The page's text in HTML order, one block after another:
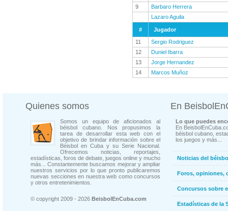
9
Barbaro Herrera
Lazaro Aguila
#
Jugador
11
Sergio Rodriguez
12
Duniel Ibarra
13
Jorge Hernandez
14
Marcos Muñoz
Quienes somos
Somos un equipo de aficionados al
béisbol cubano. Nos propusimos la
tarea de desarrollar esta web con el
objetivo de brindar información sobre el
Béisbol en Cuba y su Serie Nacional.
Ofrecemos noticias, reportajes,
estadísticas, foros de debate, juegos online y mucho
más... Constantemente buscamos mejorar y ampliar
nuestros servicios por lo que pronto publicaremos
nuevas secciones en nuestra web como concursos
y otros entretenimientos.
© copyright 2009 - 2026 BeisbolEnCuba.com
En
Lo que puedes
En
béisbol cubano,
los juegos y más...
Noticias del
Foros, opiniones,
Concursos sobre
Estadísticas de la